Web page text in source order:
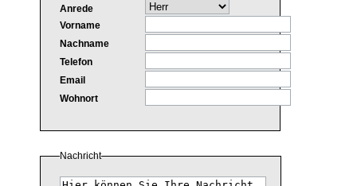
Anrede
Vorname
Nachname
Telefon
Email
Wohnort
Nachricht